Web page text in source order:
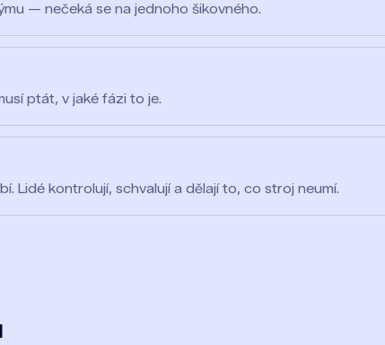
— nečeká se na jednoho šikovného.
ptát, v jaké fázi to je.
Lidé kontrolují, schvalují a dělají to, co stroj neumí.